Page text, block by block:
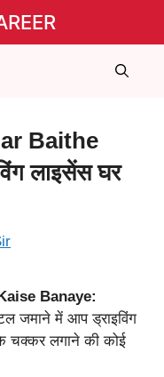
Baithe
लाइसेंस घर
Banaye:
जमाने में आप ड्राइविंग
लगाने की कोई